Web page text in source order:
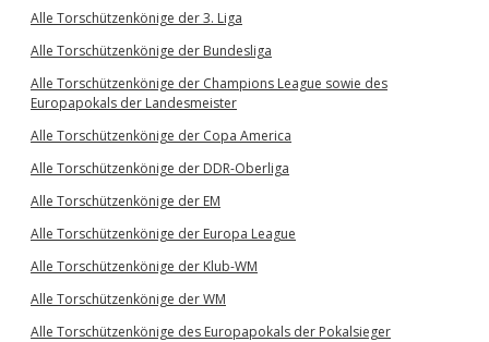
Alle Torschützenkönige der 3. Liga
Alle Torschützenkönige der Bundesliga
Alle Torschützenkönige der Champions League sowie des
Europapokals der Landesmeister
Alle Torschützenkönige der Copa America
Alle Torschützenkönige der DDR-Oberliga
Alle Torschützenkönige der EM
Alle Torschützenkönige der Europa League
Alle Torschützenkönige der Klub-WM
Alle Torschützenkönige der WM
Alle Torschützenkönige des Europapokals der Pokalsieger